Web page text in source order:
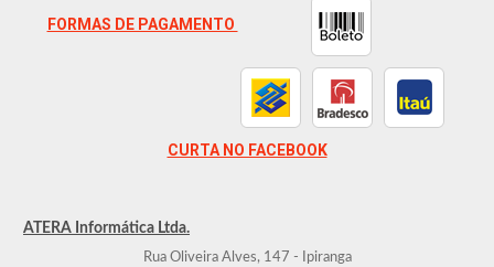
FORMAS DE PAGAMENTO
CURTA NO FACEBOOK
ATERA Informática Ltda.
Rua Oliveira Alves, 147 - Ipiranga